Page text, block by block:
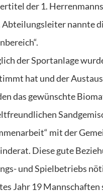
der 1.
Abteilungsleiter nannte
der Sportanlage
hat und der
das gewünschte
mit der
Diese gute
und Spielbetriebs
Jahr 19